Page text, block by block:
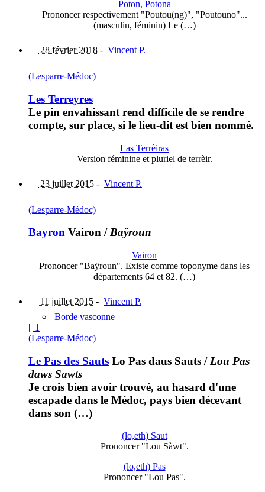
Poton, Potona
Prononcer respectivement "Poutou(ng)", "Poutouno"...
(masculin, féminin) Le (…)
28 février 2018 - Vincent P.
(Lesparre-Médoc)
Les Terreyres
Le pin envahissant rend difficile de se rendre
compte, sur place, si le lieu-dit est bien nommé.
Las Terrèiras
Version féminine et pluriel de terrèir.
23 juillet 2015 - Vincent P.
(Lesparre-Médoc)
Bayron Vairon /Baÿroun
Vairon
Prononcer "Baÿroun". Existe comme toponyme dans les
départements 64 et 82. (…)
11 juillet 2015 - Vincent P.
Borde vasconne
| 1
(Lesparre-Médoc)
Le Pas des Sauts Lo Pas daus Sauts / Lou Pas
daws Sawts
Je crois bien avoir trouvé, au hasard d'une
escapade dans le Médoc, pays bien décevant
dans son (…)
(lo,eth) Saut
Prononcer "Lou Sàwt".
(lo,eth) Pas
Prononcer "Lou Pas".